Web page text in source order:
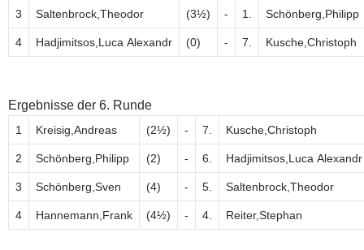
3 Saltenbrock,Theodor (3½) - 1. Schönberg,Philipp
4 Hadjimitsos,Luca Alexandr (0) - 7. Kusche,Christoph
Ergebnisse der 6. Runde
1 Kreisig,Andreas (2½) - 7. Kusche,Christoph
2 Schönberg,Philipp (2) - 6. Hadjimitsos,Luca Alexandr
3 Schönberg,Sven (4) - 5. Saltenbrock,Theodor
4 Hannemann,Frank (4½) - 4. Reiter,Stephan